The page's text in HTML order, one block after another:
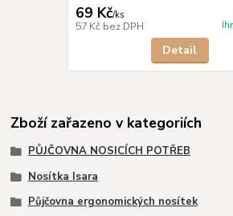
69 Kč/ks
57 Kč bez DPH
Detail
Zboží zařazeno v kategoriích
PŮJČOVNA NOSICÍCH POTŘEB
Nosítka Isara
Půjčovna ergonomických nosítek